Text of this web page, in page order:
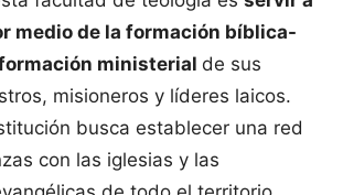
medio de la formación bíblica-
ministerial de sus
misioneros y líderes laicos.
busca establecer una red
con las iglesias y las